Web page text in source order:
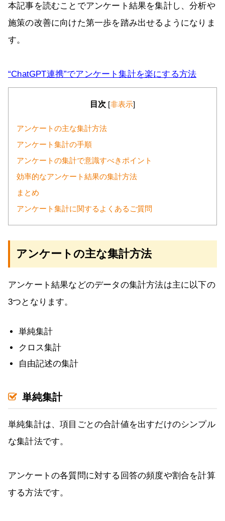
本記事を読むことでアンケート結果を集計し、分析や
施策の改善に向けた第一歩を踏み出せるようになりま
す。
“ChatGPT連携”でアンケート集計を楽にする方法
目次 [非表示]
アンケートの主な集計方法
アンケート集計の手順
アンケートの集計で意識すべきポイント
効率的なアンケート結果の集計方法
まとめ
アンケート集計に関するよくあるご質問
アンケートの主な集計方法
アンケート結果などのデータの集計方法は主に以下の
3つとなります。
単純集計
クロス集計
自由記述の集計
単純集計
単純集計は、項目ごとの合計値を出すだけのシンプル
な集計法です。
アンケートの各質問に対する回答の頻度や割合を計算
する方法です。